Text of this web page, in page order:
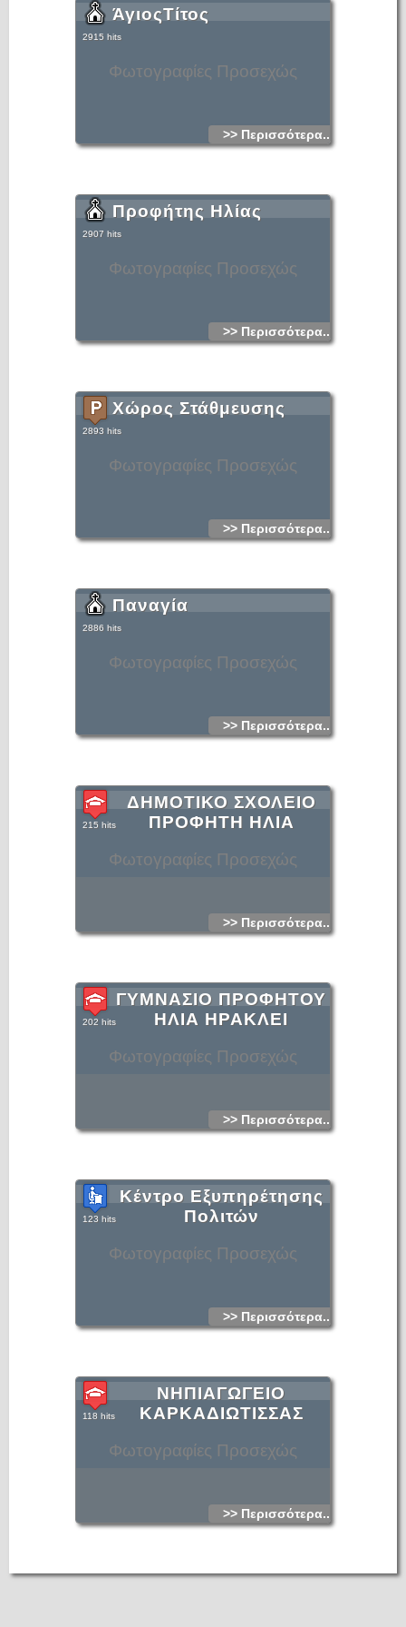
Φωτογραφίες Προσεχώς
ΆγιοςΤίτος
2915 hits
>> Περισσότερα...
Φωτογραφίες Προσεχώς
Προφήτης Ηλίας
2907 hits
>> Περισσότερα...
Φωτογραφίες Προσεχώς
Χώρος Στάθμευσης
2893 hits
>> Περισσότερα...
Φωτογραφίες Προσεχώς
Παναγία
2886 hits
>> Περισσότερα...
Φωτογραφίες Προσεχώς
ΔΗΜΟΤΙΚΟ ΣΧΟΛΕΙΟ
ΠΡΟΦΗΤΗ ΗΛΙΑ
215 hits
>> Περισσότερα...
Φωτογραφίες Προσεχώς
ΓΥΜΝΑΣΙΟ ΠΡΟΦΗΤΟΥ
ΗΛΙΑ ΗΡΑΚΛΕΙ
202 hits
>> Περισσότερα...
Φωτογραφίες Προσεχώς
Κέντρο Εξυπηρέτησης
Πολιτών
123 hits
>> Περισσότερα...
Φωτογραφίες Προσεχώς
ΝΗΠΙΑΓΩΓΕΙΟ
ΚΑΡΚΑΔΙΩΤΙΣΣΑΣ
118 hits
>> Περισσότερα...